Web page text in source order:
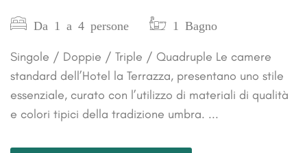
Da 1 a 4 persone 1 Bagno
Singole / Doppie / Triple / Quadruple Le camere
standard dell’Hotel la Terrazza, presentano uno stile
essenziale, curato con l’utilizzo di materiali di qualità
e colori tipici della tradizione umbra. ...